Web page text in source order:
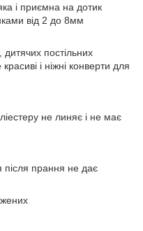
і приємна на дотик
від 2 до 8мм
постільних
і ніжні конверти для
не линяє і не має
прання не дає